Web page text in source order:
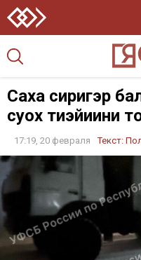
Саха сиригэр
суох тиэйиини
17:19, 20 февраля Текст: